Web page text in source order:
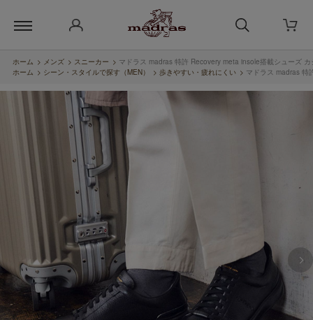
ホーム > メンズ > スニーカー > マドラス madras 特許 Recovery meta insole搭載シューズ
ホーム > シーン・スタイルで探す（MEN） > 歩きやすい・疲れにくい > マドラス madras